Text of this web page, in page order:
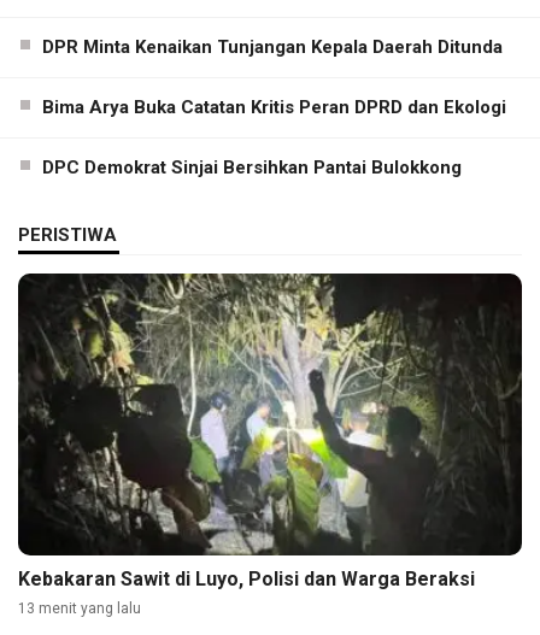
DPR Minta Kenaikan Tunjangan Kepala Daerah Ditunda
Bima Arya Buka Catatan Kritis Peran DPRD dan Ekologi
DPC Demokrat Sinjai Bersihkan Pantai Bulokkong
PERISTIWA
Kebakaran Sawit di Luyo, Polisi dan Warga Beraksi
13 menit yang lalu